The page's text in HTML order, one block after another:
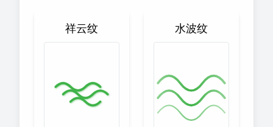
祥云纹 水波纹